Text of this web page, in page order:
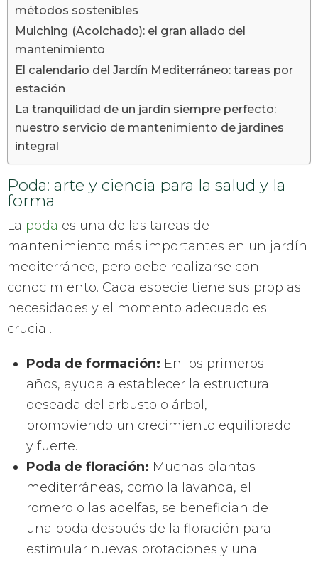
métodos sostenibles
Mulching (Acolchado): el gran aliado del
mantenimiento
El calendario del Jardín Mediterráneo: tareas por
estación
La tranquilidad de un jardín siempre perfecto:
nuestro servicio de mantenimiento de jardines
integral
Poda: arte y ciencia para la salud y la
forma
La poda es una de las tareas de
mantenimiento más importantes en un jardín
mediterráneo, pero debe realizarse con
conocimiento. Cada especie tiene sus propias
necesidades y el momento adecuado es
crucial.
Poda de formación: En los primeros
años, ayuda a establecer la estructura
deseada del arbusto o árbol,
promoviendo un crecimiento equilibrado
y fuerte.
Poda de floración: Muchas plantas
mediterráneas, como la lavanda, el
romero o las adelfas, se benefician de
una poda después de la floración para
estimular nuevas brotaciones y una